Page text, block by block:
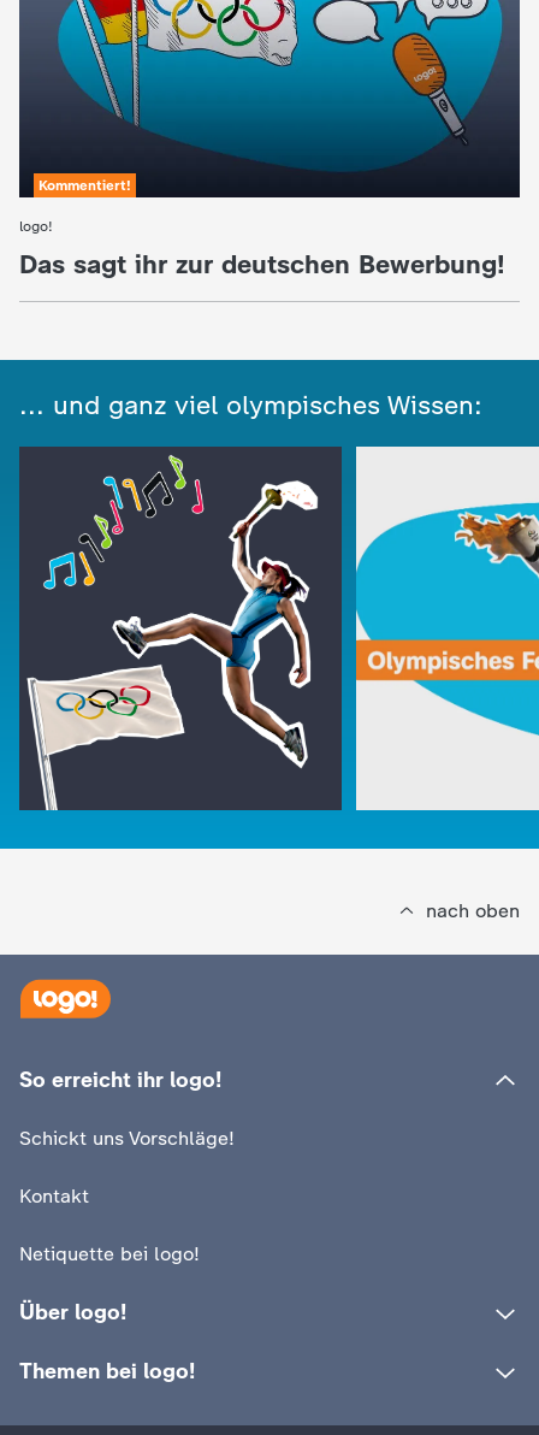
Kommentiert!
logo!
:
Das sagt ihr zur deutschen Bewerbung!
... und ganz viel olympisches Wissen:
logo!:
Symbole
Warum das
nach oben
So erreicht ihr logo!
Schickt uns Vorschläge!
Kontakt
Netiquette bei logo!
Über logo!
Themen bei logo!